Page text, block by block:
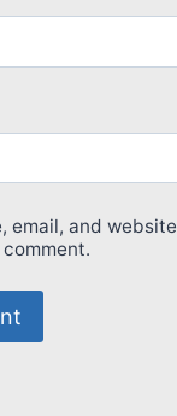
email, and